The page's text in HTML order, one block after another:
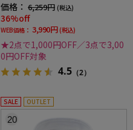
価格： 6,259円 (税込)
36%off
WEB価格： 3,990円 (税込)
★2点で1,000円OFF／3点で3,00
0円OFF対象
4.5 （2）
SALE OUTLET
20